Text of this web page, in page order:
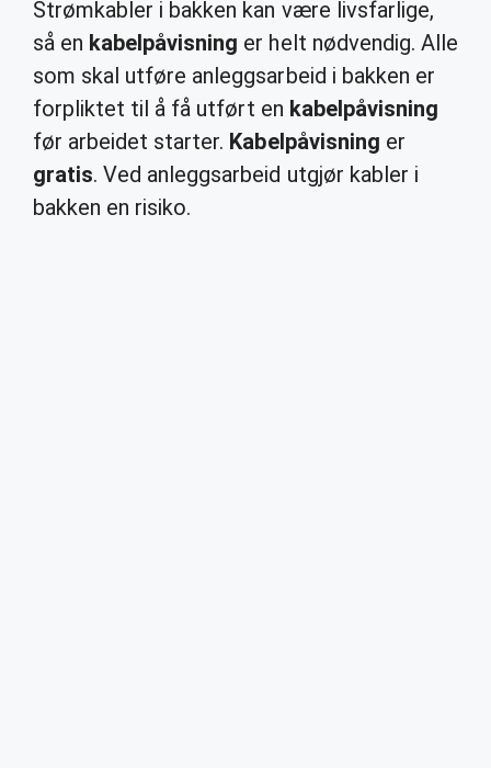
Strømkabler i bakken kan være livsfarlige,
så en kabelpåvisning er helt nødvendig. Alle
som skal utføre anleggsarbeid i bakken er
forpliktet til å få utført en kabelpåvisning
før arbeidet starter. Kabelpåvisning er
gratis. Ved anleggsarbeid utgjør kabler i
bakken en risiko.